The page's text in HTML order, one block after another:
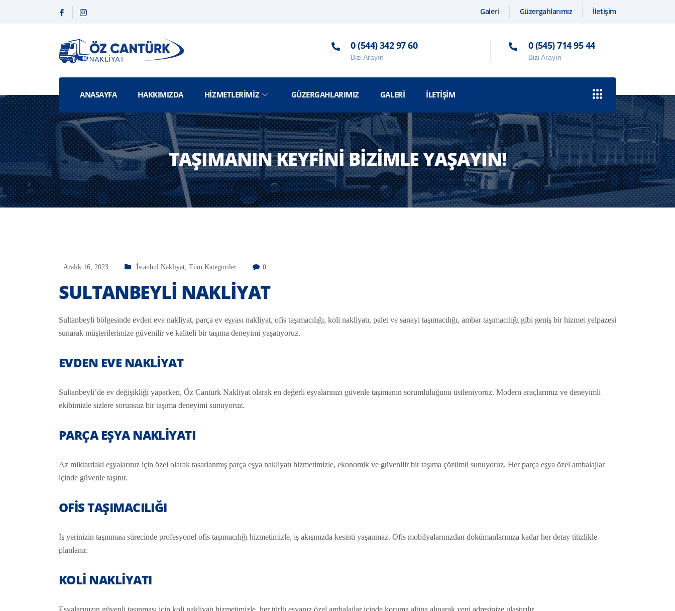
Galeri Güzergahlarımız İletişim
0 (544) 342 97 60
Bizi Arayın
0 (545) 714 95 44
Bizi Arayın
ANASAYFA HAKKIMIZDA HIZMETLERIMIZ GÜZERGAHLARIMIZ GALERI İLETIŞIM
TAŞIMANIN KEYFINI BIZIMLE YAŞAYIN!
Aralık 16, 2023 İstanbul Nakliyat Tüm Kategoriler 0
SULTANBEYLI NAKLIYAT
Sultanbeyli bölgesinde evden eve nakliyat, parça ev eşyası nakliyat, ofis taşımacılığı, koli nakliyatı, palet ve sanayi taşımacılığı, ambar taşımacılığı gibi geniş bir hizmet yelpazesi
sunarak müşterilerimize güvenilir ve kaliteli bir taşıma deneyimi yaşatıyoruz.
EVDEN EVE NAKLIYAT
Sultanbeyli’de ev değişikliği yaparken, Öz Cantürk Nakliyat olarak en değerli eşyalarınızı güvenle taşımanın sorumluluğunu üstleniyoruz. Modern araçlarımız ve deneyimli
ekibimizle sizlere sorunsuz bir taşıma deneyimi sunuyoruz.
PARÇA EŞYA NAKLIYATI
Az miktardaki eşyalarınız için özel olarak tasarlanmış parça eşya nakliyatı hizmetimizle, ekonomik ve güvenilir bir taşıma çözümü sunuyoruz. Her parça eşya özel ambalajlar
içinde güvenle taşınır.
OFIS TAŞIMACILIĞI
İş yerinizin taşınması sürecinde profesyonel ofis taşımacılığı hizmetimizle, iş akışınızda kesinti yaşanmaz. Ofis mobilyalarınızdan dokümanlarınıza kadar her detay titizlikle
planlanır.
KOLI NAKLIYATI
Eşyalarınızın güvenli taşınması için koli nakliyatı hizmetimizle, her türlü eşyanız özel ambalajlar içinde koruma altına alınarak yeni adresinize ulaştırılır.